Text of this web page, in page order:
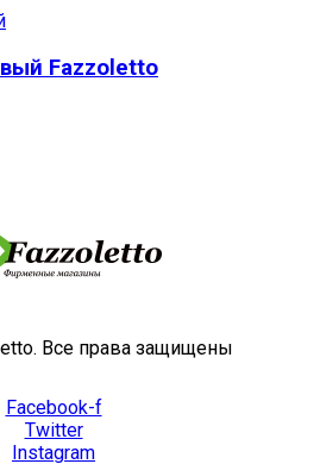
Fazzoletto
Все права защищены
Facebook-f
Twitter
Instagram